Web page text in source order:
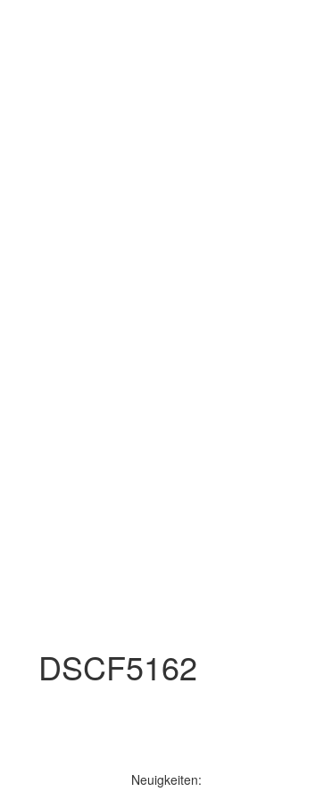
DSCF5162
Neuigkeiten: